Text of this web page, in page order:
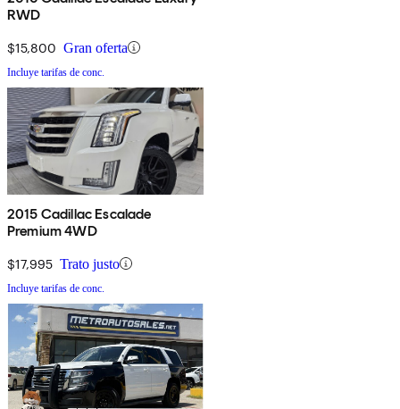
RWD
$15,800 Gran oferta
Incluye tarifas de conc.
2015 Cadillac Escalade
Premium 4WD
$17,995 Trato justo
Incluye tarifas de conc.